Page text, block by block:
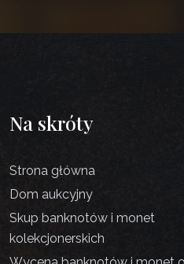
Na skróty
Strona główna
Dom aukcyjny
Skup banknotów i monet
kolekcjonerskich